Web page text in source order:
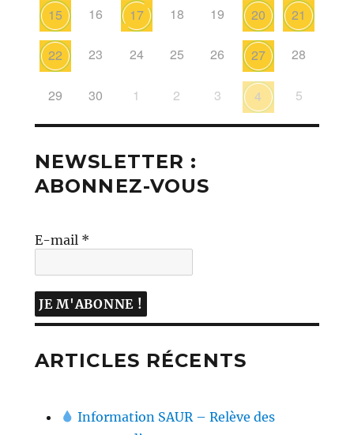
15 16 17 18 19 20 21
22 23 24 25 26 27 28
29 30 1 2 3 4 5
NEWSLETTER :
ABONNEZ-VOUS
E-mail *
ARTICLES RÉCENTS
Information SAUR – Relève des